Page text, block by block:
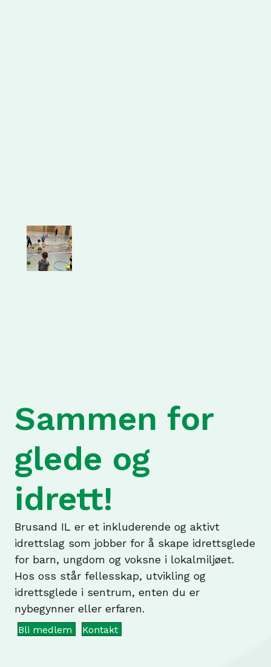
Sammen for
glede og
idrett!
Brusand IL er et inkluderende og aktivt
idrettslag som jobber for å skape idrettsglede
for barn, ungdom og voksne i lokalmiljøet.
Hos oss står fellesskap, utvikling og
idrettsglede i sentrum, enten du er
nybegynner eller erfaren.
Bli medlem Kontakt